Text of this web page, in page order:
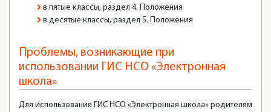
в пятые классы, раздел 4. Положения
в десятые классы, раздел 5. Положения
Проблемы, возникающие при
использовании ГИС НСО «Электронная
школа»
Для использования ГИС НСО «Электронная школа» родителям